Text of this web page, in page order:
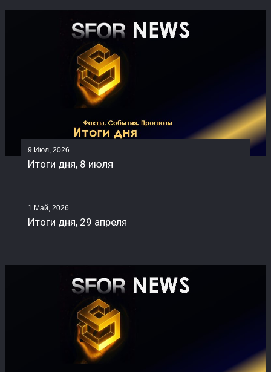
9 Июл, 2026
Итоги дня, 8 июля
1 Май, 2026
Итоги дня, 29 апреля